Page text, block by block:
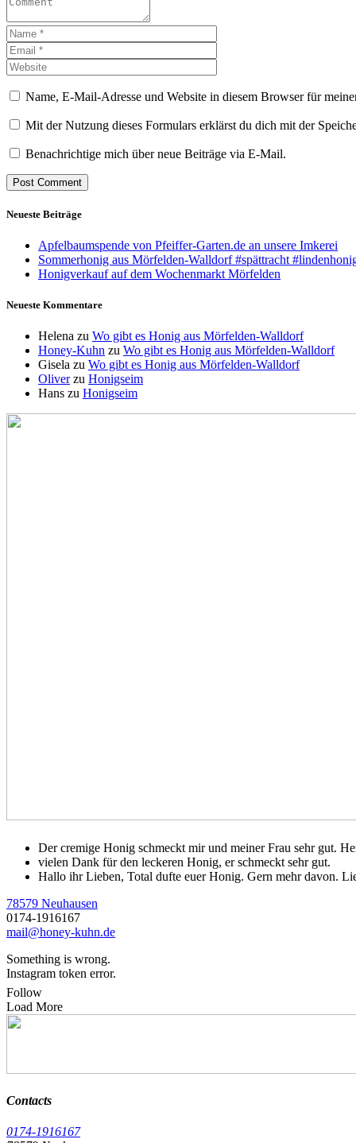
Name, E-Mail-Adresse und Website in diesem Browser für
Mit der Nutzung dieses Formulars erklärst du dich mit der
Benachrichtige mich über neue Beiträge via E-Mail.
Neueste Beiträge
Apfelbaumspende von Pfeiffer-Garten.de an unsere Imkerei
Sommerhonig aus Mörfelden-Walldorf #spättracht
Honigverkauf auf dem Wochenmarkt Mörfelden
Neueste Kommentare
Helena zu Wo gibt es Honig aus Mörfelden-Walldorf
Honey-Kuhn zu Wo gibt es Honig aus Mörfelden-Walldorf
Gisela zu Wo gibt es Honig aus Mörfelden-Walldorf
Oliverzu Honigseim
Hans zu Honigseim
Der cremige Honig schmeckt mir und meiner Frau sehr gut.
vielen Dank für den leckeren Honig, er schmeckt sehr gut.
Hallo ihr Lieben, Total dufte euer Honig. Gern mehr davon.
78579 Neuhausen
0174-1916167
mail@honey-kuhn.de
Something is wrong.
Instagram token error.
Follow
Load More
Contacts
0174-1916167